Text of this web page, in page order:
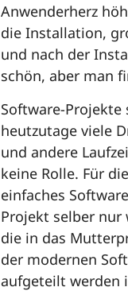
Anwenderherz
die Installation,
und nach der
schön, aber man
Software-
heutzutage viele
und andere
keine Rolle. Für
einfaches
Projekt selber nur
die in das
der modernen
aufgeteilt werden